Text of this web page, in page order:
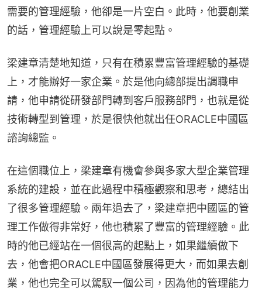
需要的管理經驗，他卻是一片空白。此時，他要創業
的話，管理經驗上可以說是零起點。
梁建章清楚地知道，只有在積累豐富管理經驗的基礎
上，才能辦好一家企業。於是他向總部提出調職申
請，他申請從研發部門轉到客戶服務部門，也就是從
技術轉型到管理，於是很快他就出任ORACLE中國區
諮詢總監。
在這個職位上，梁建章有機會參與多家大型企業管理
系統的建設，並在此過程中積極觀察和思考，總結出
了很多管理經驗。兩年過去了，梁建章把中國區的管
理工作做得非常好，他也積累了豐富的管理經驗。此
時的他已經站在一個很高的起點上，如果繼續做下
去，他會把ORACLE中國區發展得更大，而如果去創
業，他也完全可以駕馭一個公司，因為他的管理能力